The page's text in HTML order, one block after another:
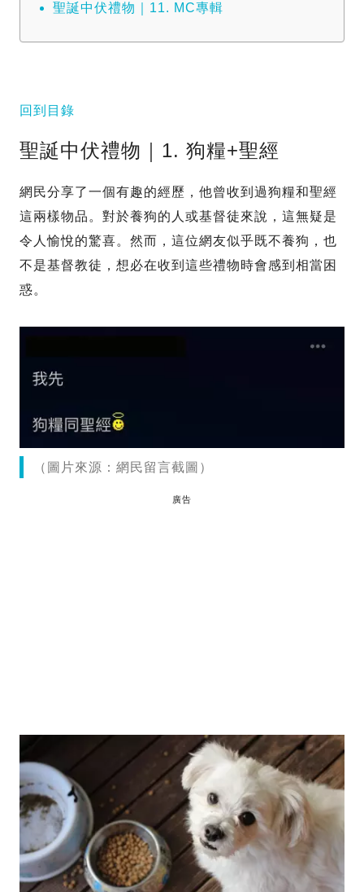
聖誕中伏禮物｜11. MC專輯
回到目錄
聖誕中伏禮物｜1. 狗糧+聖經
網民分享了一個有趣的經歷，他曾收到過狗糧和聖經
這兩樣物品。對於養狗的人或基督徒來說，這無疑是
令人愉悅的驚喜。然而，這位網友似乎既不養狗，也
不是基督教徒，想必在收到這些禮物時會感到相當困
惑。
（圖片來源：網民留言截圖）
廣告